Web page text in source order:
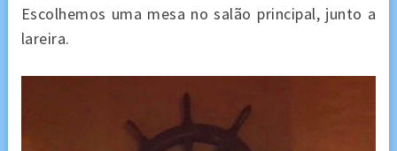
Escolhemos uma mesa no salão principal, junto a
lareira.